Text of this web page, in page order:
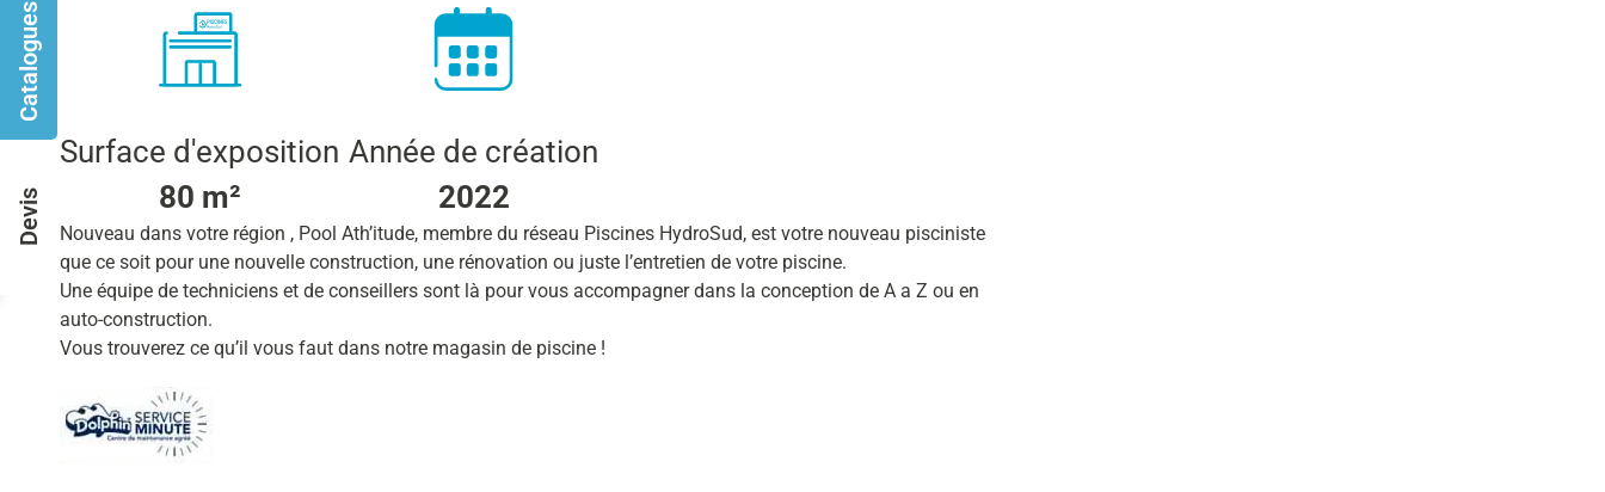
Catalogues
Devis
Surface d'exposition
80 m²
Année de création
2022
Nouveau dans votre région , Pool Ath’itude, membre du réseau Piscines HydroSud, est votre nouveau pisciniste
que ce soit pour une nouvelle construction, une rénovation ou juste l’entretien de votre piscine.
Une équipe de techniciens et de conseillers sont là pour vous accompagner dans la conception de A a Z ou en
auto-construction.
Vous trouverez ce qu’il vous faut dans notre magasin de piscine !